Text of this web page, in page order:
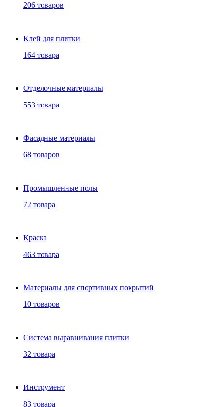
206 товаров
Клей для плитки
164 товара
Отделочные материалы
553 товара
Фасадные материалы
68 товаров
Промышленные полы
72 товара
Краска
463 товара
Материалы для спортивных покрытий
10 товаров
Система выравнивания плитки
32 товара
Инструмент
83 товара